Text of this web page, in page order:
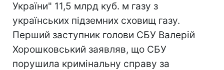
України" 11,5 млрд куб. м газу з
українських підземних сховищ газу.
Перший заступник голови СБУ Валерій
Хорошковський заявляв, що СБУ
порушила кримінальну справу за